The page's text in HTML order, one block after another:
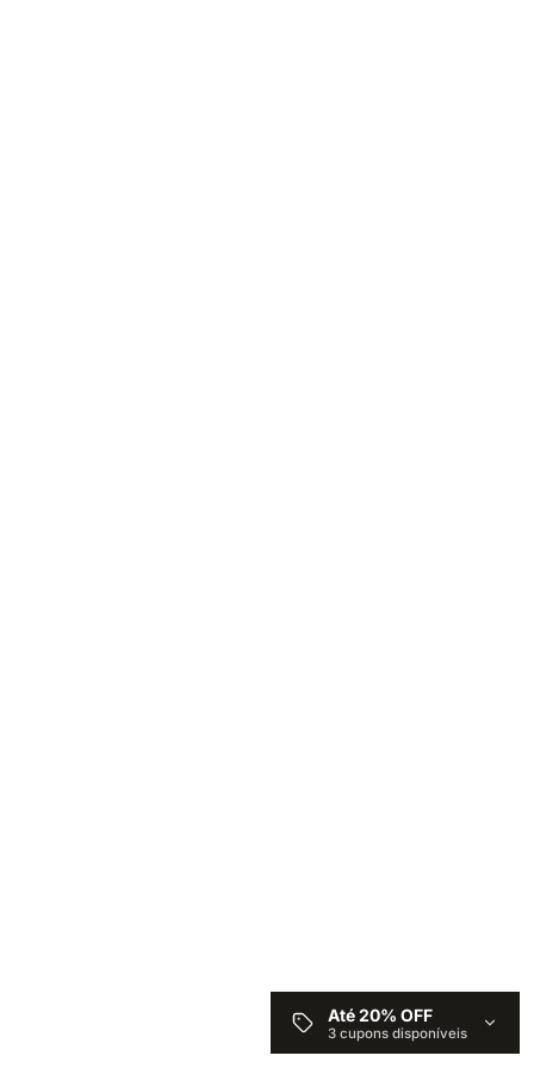
Até 20% OFF
3 cupons disponíveis